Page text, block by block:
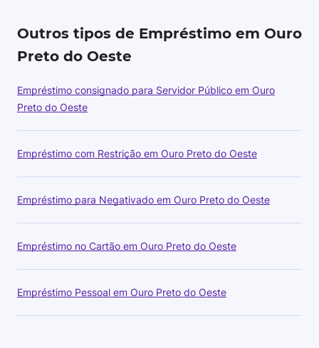
Outros tipos de Empréstimo em Ouro
Preto do Oeste
Empréstimo consignado para Servidor Público em Ouro
Preto do Oeste
Empréstimo com Restrição em Ouro Preto do Oeste
Empréstimo para Negativado em Ouro Preto do Oeste
Empréstimo no Cartão em Ouro Preto do Oeste
Empréstimo Pessoal em Ouro Preto do Oeste